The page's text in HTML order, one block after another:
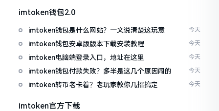
imtoken钱包2.0
imtoken钱包是什么网站？一文说清楚这玩意 今天
imtoken钱包安卓版版本下载安装教程 今天
imtoken电脑端登录入口，地址在这里 今天
imtoken钱包付款失败？多半是这几个原因闹的 今天
imtoken转币老卡着？老玩家教你几招搞定 今天
imtoken官方下载